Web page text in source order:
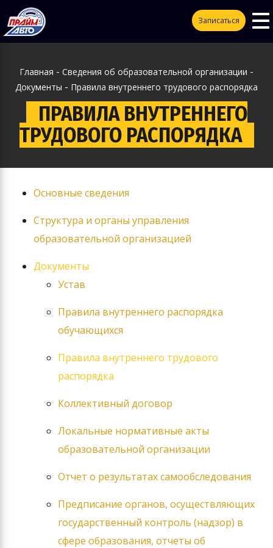
Записаться
Главная - Сведения об образовательной организации -
Документы - Правила внутреннего трудового распорядка
ПРАВИЛА ВНУТРЕННЕГО
ТРУДОВОГО РАСПОРЯДКА
Основные сведения
Структура и органы управления
образовательной организацией
Документы
Устав
Правила внутреннего распорядка
обучающихся
Правила внутреннего трудового
распорядка
Коллективный договор
Локальные нормативные акты
образовательной организации
Отчет о результатах самообследования
Предписание органов, осуществляющих
государственный контроль (надзор) в
сфере образования, отчеты об